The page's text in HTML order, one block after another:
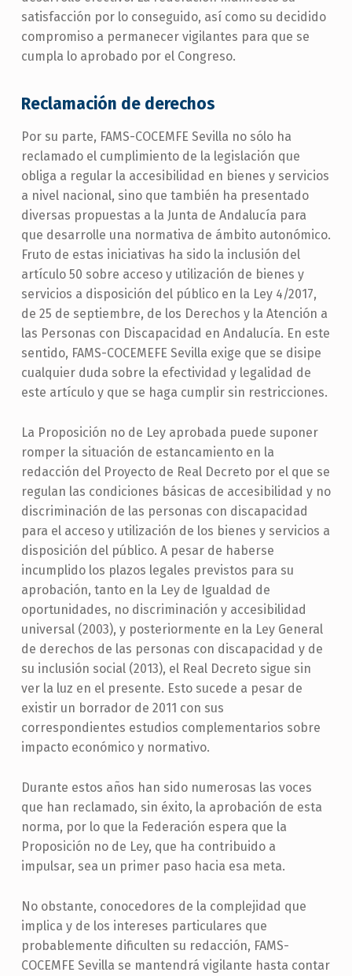
satisfacción por lo conseguido, así como su decidido
compromiso a permanecer vigilantes para que se
cumpla lo aprobado por el Congreso.
Reclamación de derechos
Por su parte, FAMS-COCEMFE Sevilla no sólo ha
reclamado el cumplimiento de la legislación que
obliga a regular la accesibilidad en bienes y servicios
a nivel nacional, sino que también ha presentado
diversas propuestas a la Junta de Andalucía para
que desarrolle una normativa de ámbito autonómico.
Fruto de estas iniciativas ha sido la inclusión del
artículo 50 sobre acceso y utilización de bienes y
servicios a disposición del público en la Ley 4/2017,
de 25 de septiembre, de los Derechos y la Atención a
las Personas con Discapacidad en Andalucía. En este
sentido, FAMS-COCEMEFE Sevilla exige que se disipe
cualquier duda sobre la efectividad y legalidad de
este artículo y que se haga cumplir sin restricciones.
La Proposición no de Ley aprobada puede suponer
romper la situación de estancamiento en la
redacción del Proyecto de Real Decreto por el que se
regulan las condiciones básicas de accesibilidad y no
discriminación de las personas con discapacidad
para el acceso y utilización de los bienes y servicios a
disposición del público. A pesar de haberse
incumplido los plazos legales previstos para su
aprobación, tanto en la Ley de Igualdad de
oportunidades, no discriminación y accesibilidad
universal (2003), y posteriormente en la Ley General
de derechos de las personas con discapacidad y de
su inclusión social (2013), el Real Decreto sigue sin
ver la luz en el presente. Esto sucede a pesar de
existir un borrador de 2011 con sus
correspondientes estudios complementarios sobre
impacto económico y normativo.
Durante estos años han sido numerosas las voces
que han reclamado, sin éxito, la aprobación de esta
norma, por lo que la Federación espera que la
Proposición no de Ley, que ha contribuido a
impulsar, sea un primer paso hacia esa meta.
No obstante, conocedores de la complejidad que
implica y de los intereses particulares que
probablemente dificulten su redacción, FAMS-
COCEMFE Sevilla se mantendrá vigilante hasta contar